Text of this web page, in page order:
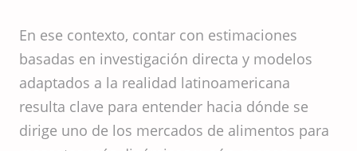
En ese contexto, contar con estimaciones
basadas en investigación directa y modelos
adaptados a la realidad latinoamericana
resulta clave para entender hacia dónde se
dirige uno de los mercados de alimentos para